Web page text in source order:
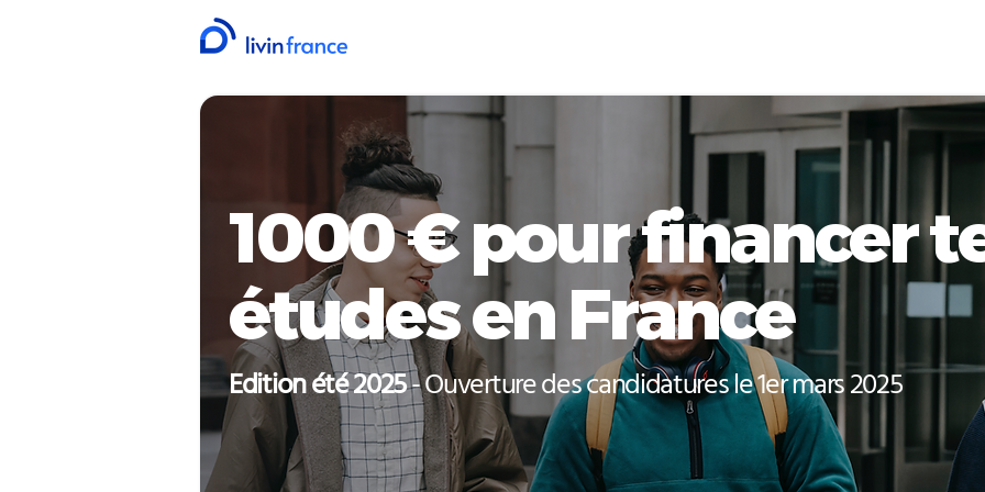
1000 € pour financer
études en France
Edition été 2025- Ouverture des candidatures le 1er mars 2025